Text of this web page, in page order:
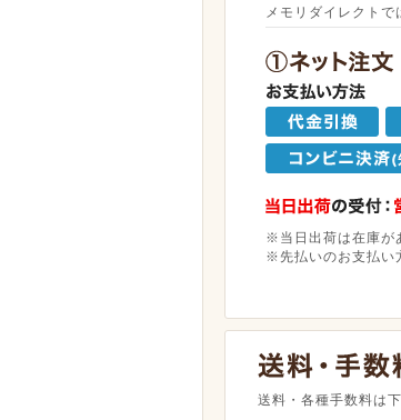
メモリダイレクトで
※当日出荷は在庫が
※先払いのお支払い
送料・各種手数料は